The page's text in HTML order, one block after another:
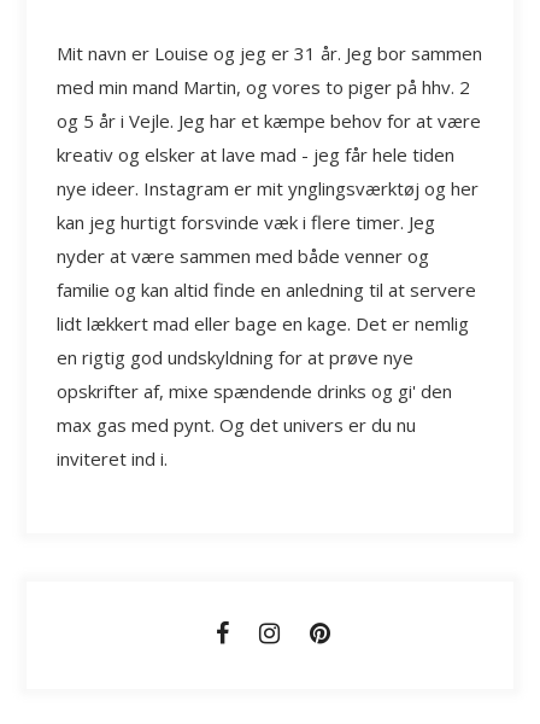
Mit navn er Louise og jeg er 31 år. Jeg bor sammen
med min mand Martin, og vores to piger på hhv. 2
og 5 år i Vejle. Jeg har et kæmpe behov for at være
kreativ og elsker at lave mad - jeg får hele tiden
nye ideer. Instagram er mit ynglingsværktøj og her
kan jeg hurtigt forsvinde væk i flere timer. Jeg
nyder at være sammen med både venner og
familie og kan altid finde en anledning til at servere
lidt lækkert mad eller bage en kage. Det er nemlig
en rigtig god undskyldning for at prøve nye
opskrifter af, mixe spændende drinks og gi' den
max gas med pynt. Og det univers er du nu
inviteret ind i.